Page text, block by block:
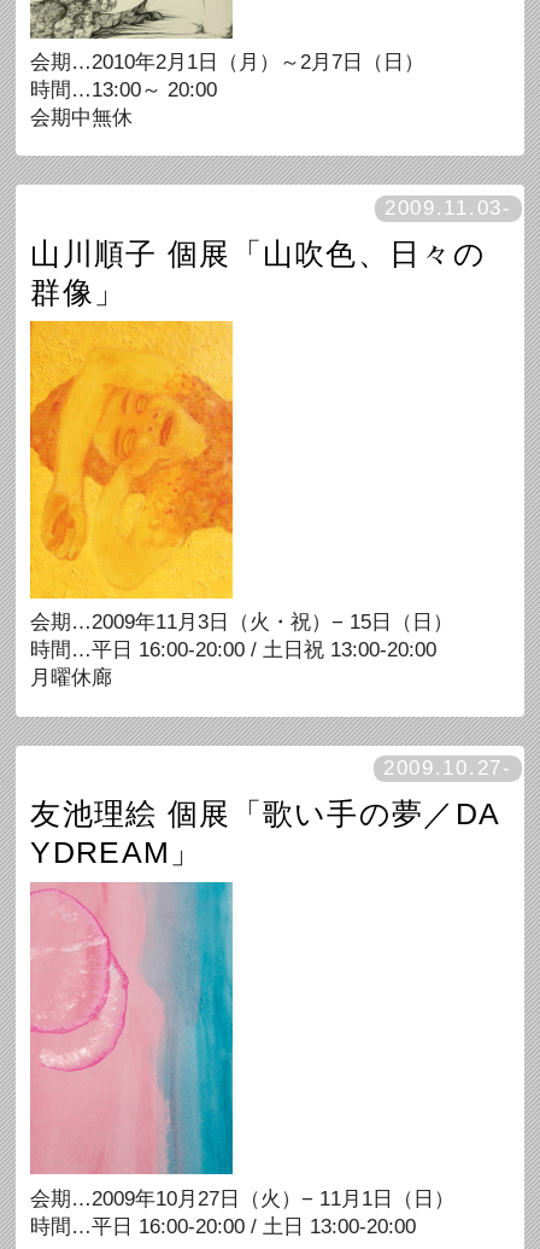
会期…2010年2月1日（月）～2月7日（日）
時間…13:00～ 20:00
会期中無休
2009.11.03-
山川順子 個展「山吹色、日々の
群像」
会期…2009年11月3日（火・祝）− 15日（日）
時間…平日 16:00-20:00 / 土日祝 13:00-20:00
月曜休廊
2009.10.27-
友池理絵 個展「歌い手の夢／DA
YDREAM」
会期…2009年10月27日（火）− 11月1日（日）
時間…平日 16:00-20:00 / 土日 13:00-20:00